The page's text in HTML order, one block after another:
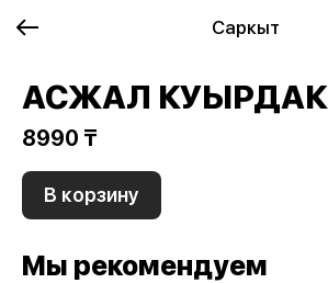
Саркыт
АСЖАЛ КУЫРДАК
8990 ₸
В корзину
Мы рекомендуем